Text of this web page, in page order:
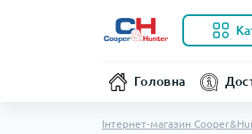
Головна
Інтернет-магазин